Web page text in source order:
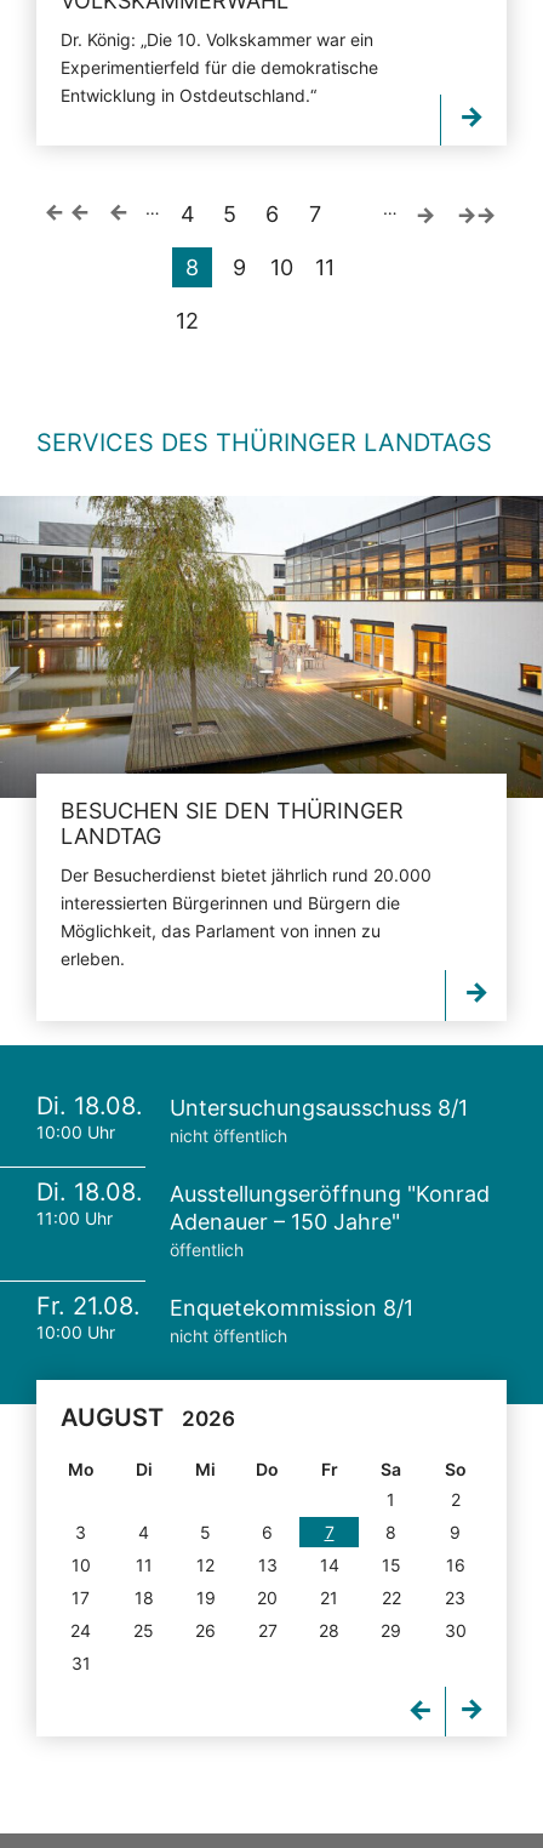
Dr. König: „Die 10. Volkskammer war ein
Experimentierfeld für die demokratische
Entwicklung in Ostdeutschland.“
… 4 5 6 7
8 9 10 11
12
…
SERVICES DES THÜRINGER LANDTAGS
BESUCHEN SIE DEN THÜRINGER
LANDTAG
Der Besucherdienst bietet jährlich rund 20.000
interessierten Bürgerinnen und Bürgern die
Möglichkeit, das Parlament von innen zu
erleben.
Di. 18.08.
10:00 Uhr
Untersuchungsausschuss 8/1
nicht öffentlich
Di. 18.08.
11:00 Uhr
Ausstellungseröffnung "Konrad
Adenauer – 150 Jahre"
öffentlich
Fr. 21.08.
10:00 Uhr
Enquetekommission 8/1
nicht öffentlich
AUGUST 2026
Mo Di Mi Do Fr Sa
So
1
2
3
4 5 6 7 8
9
10
11 12 13 14 15
16
17
18 19 20 21 22
23
24
25 26 27 28 29
30
31